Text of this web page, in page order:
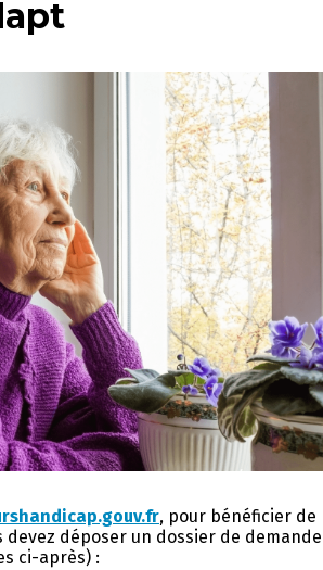
, pour bénéficier de
devez déposer un dossier de demande
ci-après) :